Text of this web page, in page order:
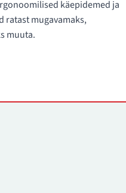
käepidemed ja
ratast mugavamaks,
muuta.